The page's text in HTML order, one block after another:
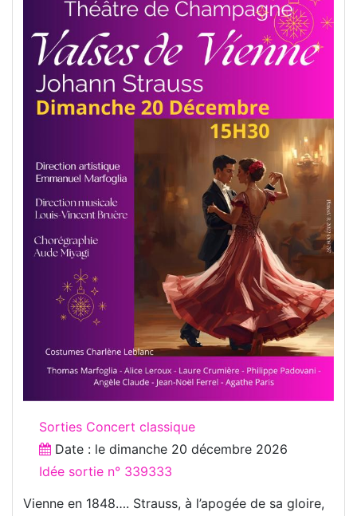
Sorties Concert classique
Date : le dimanche 20 décembre 2026
Idée sortie n° 339333
Vienne en 1848…. Strauss, à l’apogée de sa gloire,